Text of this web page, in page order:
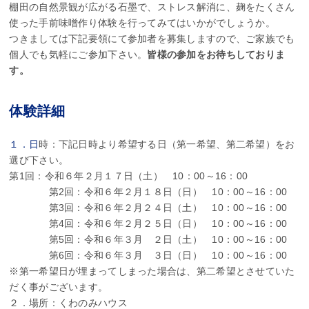
棚田の自然景観が広がる石墨で、ストレス解消に、麹をたくさん
使った手前味噌作り体験を行ってみてはいかがでしょうか。
つきましては下記要領にて参加者を募集しますので、ご家族でも
個人でも気軽にご参加下さい。 皆様の参加をお待ちしておりま
す。
体験詳細
１．日時：下記日時より希望する日（第一希望、第二希望）をお
選び下さい。
第1回：令和６年２月１７日（土） 10：00～16：00
第2回：令和６年２月１８日（日） 10：00～16：00
第3回：令和６年２月２４日（土） 10：00～16：00
第4回：令和６年２月２５日（日） 10：00～16：00
第5回：令和６年３月 ２日（土） 10：00～16：00
第6回：令和６年３月 ３日（日） 10：00～16：00
※第一希望日が埋まってしまった場合は、第二希望とさせていた
だく事がございます。
２．場所：くわのみハウス